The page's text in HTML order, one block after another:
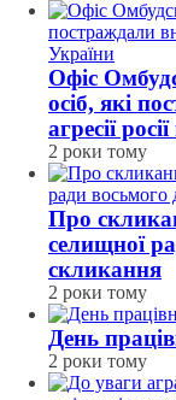
Офіс
осіб, які
агресії
2 роки тому
Про
селищної
скликання
2 роки тому
День
2 роки тому